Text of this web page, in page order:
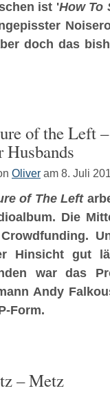
ist 'How To
doch das
of the Left
Husbands
Oliver am 8. Juli
of The Left
Die
Hinsicht gut
war das
Andy
Form.
– Metz